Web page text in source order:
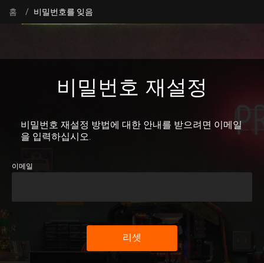
홈 비밀번호를 잊음
비밀번호 재설정
비밀번호 재설정 방법에 대한 안내를 받으려면 이메일
을 입력하십시오.
이메일
리셋